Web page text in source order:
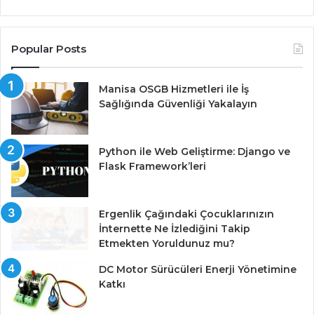
Popular Posts
Manisa OSGB Hizmetleri ile İş
Sağlığında Güvenliği Yakalayın
Python ile Web Geliştirme: Django ve
Flask Framework’leri
Ergenlik Çağındaki Çocuklarınızın
İnternette Ne İzlediğini Takip
Etmekten Yoruldunuz mu?
DC Motor Sürücüleri Enerji Yönetimine
Katkı